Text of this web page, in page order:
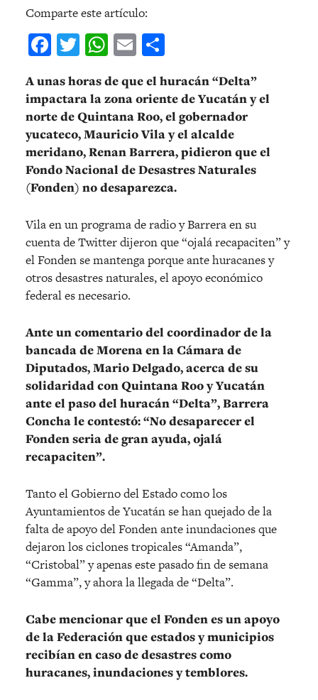
Comparte este artículo:
Facebook
Twitter
WhatsApp
Email
A unas horas de que el huracán “Delta”
impactara la zona oriente de Yucatán y el
norte de Quintana Roo, el gobernador
yucateco, Mauricio Vila y el alcalde
meridano, Renan Barrera, pidieron que el
Fondo Nacional de Desastres Naturales
(Fonden) no desaparezca.
Vila en un programa de radio y Barrera en su
cuenta de Twitter dijeron que “ojalá recapaciten” y
el Fonden se mantenga porque ante huracanes y
otros desastres naturales, el apoyo económico
federal es necesario.
Ante un comentario del coordinador de la
bancada de Morena en la Cámara de
Diputados, Mario Delgado, acerca de su
solidaridad con Quintana Roo y Yucatán
ante el paso del huracán “Delta”, Barrera
Concha le contestó: “No desaparecer el
Fonden seria de gran ayuda, ojalá
recapaciten”.
Tanto el Gobierno del Estado como los
Ayuntamientos de Yucatán se han quejado de la
falta de apoyo del Fonden ante inundaciones que
dejaron los ciclones tropicales “Amanda”,
“Cristobal” y apenas este pasado fin de semana
“Gamma”, y ahora la llegada de “Delta”.
Cabe mencionar que el Fonden es un apoyo
de la Federación que estados y municipios
recibían en caso de desastres como
huracanes, inundaciones y temblores.